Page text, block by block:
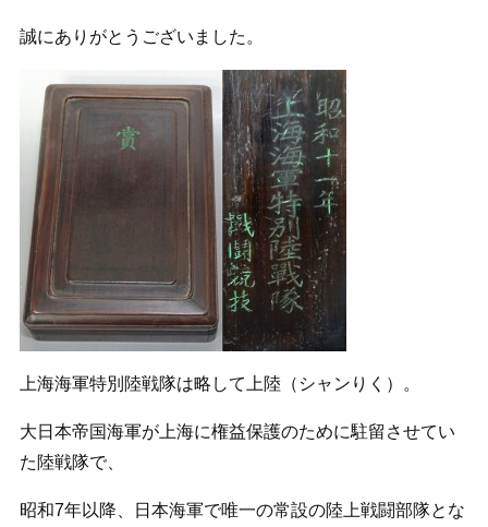
誠にありがとうございました。
上海海軍特別陸戦隊は略して上陸（シャンりく）。
大日本帝国海軍が上海に権益保護のために駐留させてい
た陸戦隊で、
昭和7年以降、日本海軍で唯一の常設の陸上戦闘部隊とな